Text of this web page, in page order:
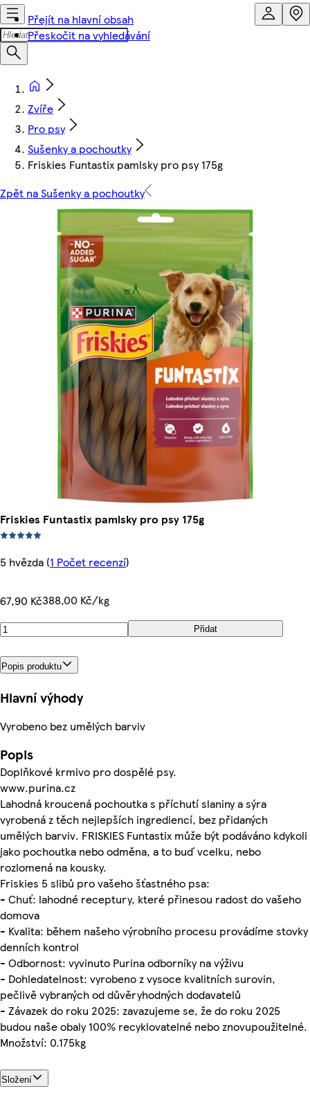
Přejít na hlavní obsah
Přeskočit na vyhledávání
Zvíře
Pro psy
Sušenky a pochoutky
Friskies Funtastix pamlsky pro psy 175g
Zpět na Sušenky a pochoutky
Friskies Funtastix pamlsky pro psy 175g
5 hvězda (1 Počet recenzí)
67,90 Kč388,00 Kč/kg
Přidat
Popis produktu
Hlavní výhody
Vyrobeno bez umělých barviv
Popis
Doplňkové krmivo pro dospělé psy.
www.purina.cz
Lahodná kroucená pochoutka s příchutí slaniny a sýra
vyrobená z těch nejlepších ingrediencí, bez přidaných
umělých barviv. FRISKIES Funtastix může být podáváno kdykoli
jako pochoutka nebo odměna, a to buď vcelku, nebo
rozlomená na kousky.
Friskies 5 slibů pro vašeho šťastného psa:
- Chuť: lahodné receptury, které přinesou radost do vašeho
domova
- Kvalita: během našeho výrobního procesu provádíme stovky
denních kontrol
- Odbornost: vyvinuto Purina odborníky na výživu
- Dohledatelnost: vyrobeno z vysoce kvalitních surovin,
pečlivě vybraných od důvěryhodných dodavatelů
- Závazek do roku 2025: zavazujeme se, že do roku 2025
budou naše obaly 100% recyklovatelné nebo znovupoužitelné.
Množství: 0.175kg
Složení